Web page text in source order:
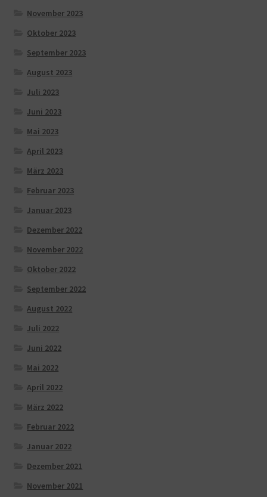
November 2023
Oktober 2023
September 2023
August 2023
Juli 2023
Juni 2023
Mai 2023
April 2023
März 2023
Februar 2023
Januar 2023
Dezember 2022
November 2022
Oktober 2022
September 2022
August 2022
Juli 2022
Juni 2022
Mai 2022
April 2022
März 2022
Februar 2022
Januar 2022
Dezember 2021
November 2021